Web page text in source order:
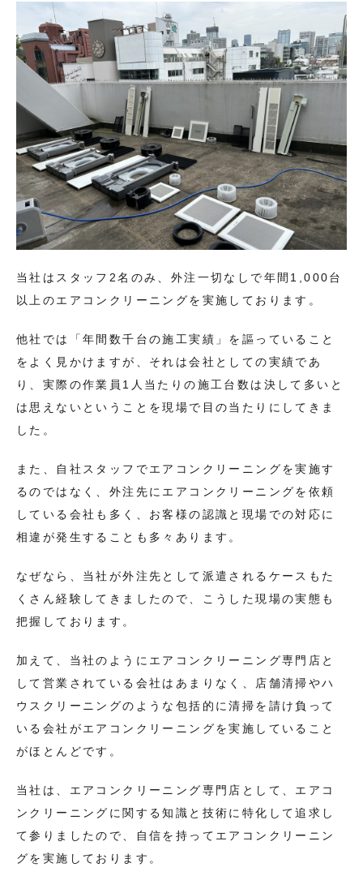
当社はスタッフ2名のみ、外注一切なしで年間1,000台
以上のエアコンクリーニングを実施しております。
他社では「年間数千台の施工実績」を謳っていること
をよく見かけますが、それは会社としての実績であ
り、実際の作業員1人当たりの施工台数は決して多いと
は思えないということを現場で目の当たりにしてきま
した。
また、自社スタッフでエアコンクリーニングを実施す
るのではなく、外注先にエアコンクリーニングを依頼
している会社も多く、お客様の認識と現場での対応に
相違が発生することも多々あります。
なぜなら、当社が外注先として派遣されるケースもた
くさん経験してきましたので、こうした現場の実態も
把握しております。
加えて、当社のようにエアコンクリーニング専門店と
して営業されている会社はあまりなく、店舗清掃やハ
ウスクリーニングのような包括的に清掃を請け負って
いる会社がエアコンクリーニングを実施していること
がほとんどです。
当社は、エアコンクリーニング専門店として、エアコ
ンクリーニングに関する知識と技術に特化して追求し
て参りましたので、自信を持ってエアコンクリーニン
グを実施しております。